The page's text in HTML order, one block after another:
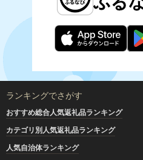
ランキングでさがす
おすすめ総合人気返礼品ランキング
カテゴリ別人気返礼品ランキング
人気自治体ランキング